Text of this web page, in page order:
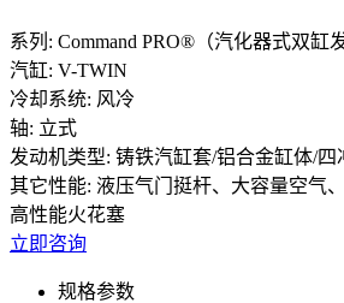
系列: Command PRO®（汽化器式双缸
汽缸: V-TWIN
冷却系统: 风冷
轴: 立式
发动机类型: 铸铁汽缸套/铝合金缸体/四
其它性能: 液压气门挺杆、大容量空气
高性能火花塞
立即咨询
规格参数